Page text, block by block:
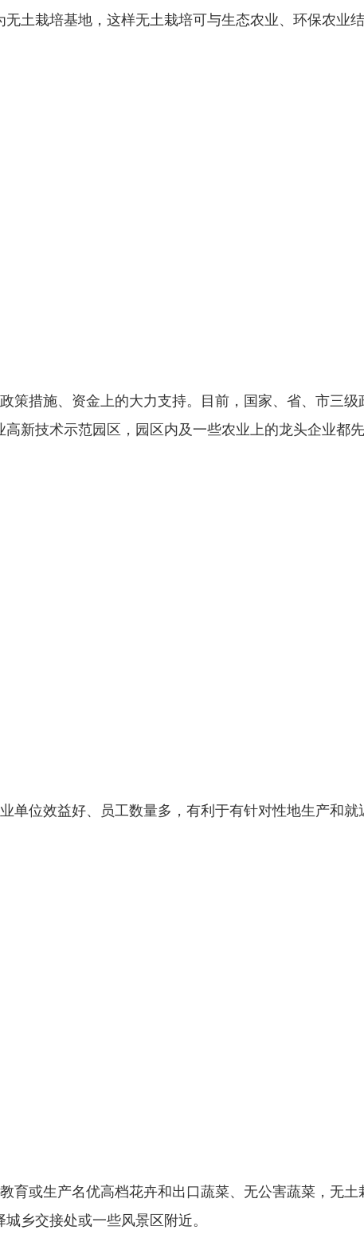
土栽培基地，这样无土栽培可与生态农业、环保农业
策措施、资金上的大力支持。目前，国家、省、市三级
新技术示范园区，园区内及一些农业上的龙头企业都
单位效益好、员工数量多，有利于有针对性地生产和就
育或生产名优高档花卉和出口蔬菜、无公害蔬菜，无土
乡交接处或一些风景区附近。